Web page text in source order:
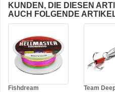
KUNDEN, DIE DIESEN
AUCH FOLGENDE
Fishdream
Team